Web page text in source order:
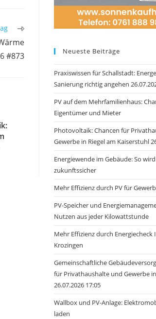
#873
Neueste Beiträge
Praxiswissen für Schallstadt:
Sanierung richtig angehen
PV auf dem Mehrfamilienhaus:
Eigentümer und Mieter
Photovoltaik: Chancen für
Gewerbe in Riegel am Kaiserstuhl
Energiewende im Gebäude: So
zukunftssicher
Mehr Effizienz durch PV für
PV-Speicher und
Nutzen aus jeder Kilowattstunde
Mehr Effizienz durch Energiecheck
Krozingen
Gemeinschaftliche
für Privathaushalte und Gewerbe
26.07.2026 17:05
Wallbox und PV-Anlage:
laden